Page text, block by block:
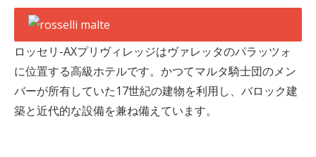
ロッセリ-AXプリヴィレッジはヴァレッタのパラッツォ
に位置する高級ホテルです。かつてマルタ騎士団のメン
バーが所有していた17世紀の建物を利用し、バロック建
築と近代的な設備を兼ね備えています。